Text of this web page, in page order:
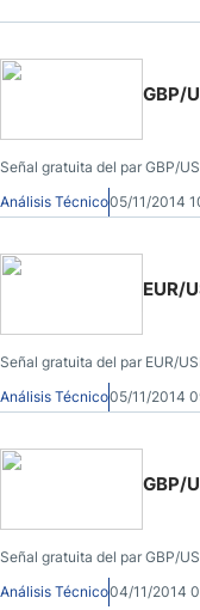
GBP/
Señal gratuita del par GBP/
Análisis Técnico05/11/2014
EUR/
Señal gratuita del par EUR/
Análisis Técnico05/11/2014
GBP/
Señal gratuita del par GBP/
Análisis Técnico04/11/2014